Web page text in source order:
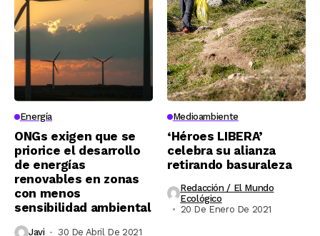
Energía
ONGs exigen que se
priorice el desarrollo
de energías
renovables en zonas
con menos
sensibilidad ambiental
Javi 30 De Abril De 2021
Medioambiente
‘Héroes LIBERA’
celebra su alianza
retirando basuraleza
Redacción / El Mundo
Ecológico
20 De Enero De 2021